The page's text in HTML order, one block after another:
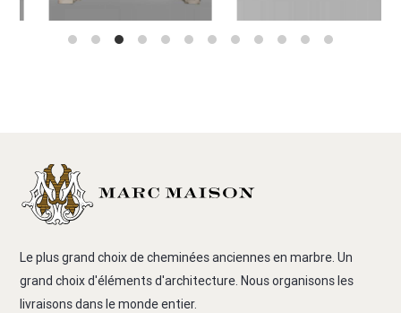
Le plus grand choix de cheminées anciennes en marbre. Un
grand choix d'éléments d'architecture. Nous organisons les
livraisons dans le monde entier.